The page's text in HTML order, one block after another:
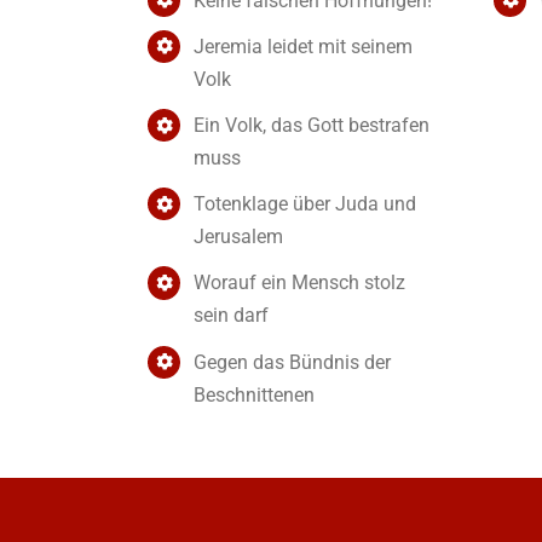
Jeremia leidet mit seinem
Volk
Ein Volk, das Gott bestrafen
muss
Totenklage über Juda und
Jerusalem
Worauf ein Mensch stolz
sein darf
Gegen das Bündnis der
Beschnittenen